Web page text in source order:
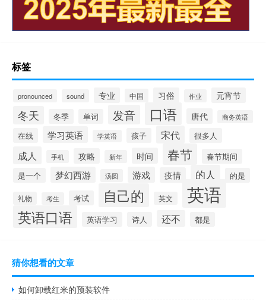
标签
pronounced sound 专业 中国 习俗 作业 元宵节
冬天 冬季 单词 发音 口语 唐代 商务英语
在线 学习英语 学英语 孩子 宋代 很多人
成人 手机 攻略 新年 时间 春节
春节期间
是一个
梦幻西游 汤圆 游戏 疫情 的人 的是
礼物 考生 考试 自己的 英文 英语
英语口语 英语学习 诗人 还不 都是
猜你想看的文章
如何卸载红米的预装软件